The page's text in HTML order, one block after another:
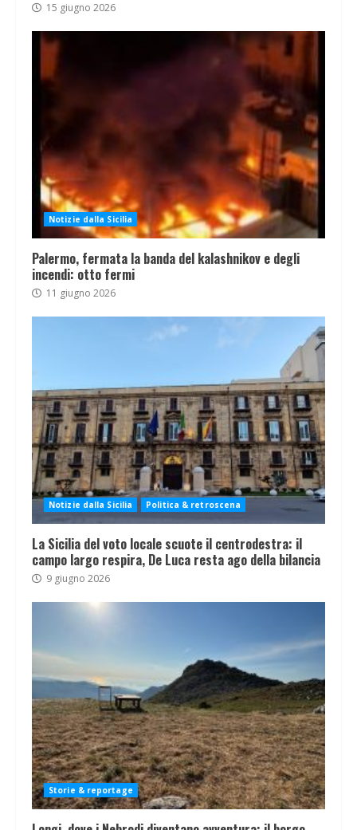
15 giugno 2026
Notizie dalla Sicilia
Palermo, fermata la banda del kalashnikov e degli
incendi: otto fermi
11 giugno 2026
Notizie dalla Sicilia Politica & retroscena
La Sicilia del voto locale scuote il centrodestra: il
campo largo respira, De Luca resta ago della bilancia
9 giugno 2026
Storie & reportage